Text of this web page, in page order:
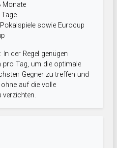
Monate
sowie Eurocup
der Regel genügen
pro Tag, um die optimale
Gegner zu treffen und
auf die volle
verzichten.